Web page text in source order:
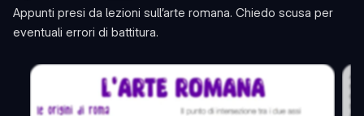
Appunti presi da lezioni sull’arte romana. Chiedo scusa per
eventuali errori di battitura.